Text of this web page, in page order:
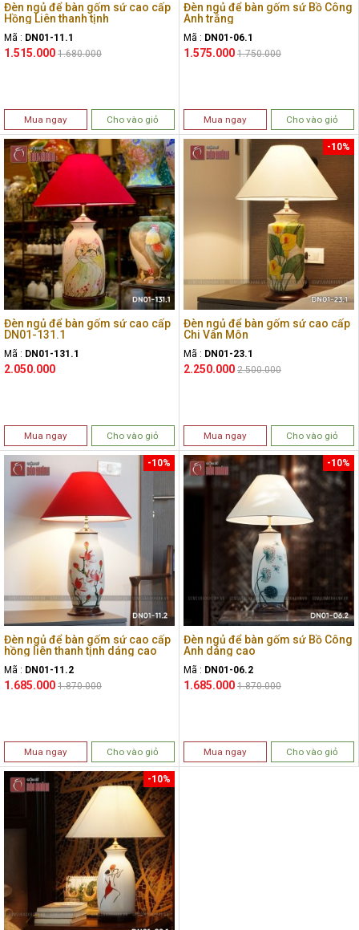
Đèn ngủ để bàn gốm sứ cao cấp
Hồng Liên thanh tịnh
Mã : DN01-11.1
1.515.000 1.680.000
Mua ngay Cho vào giỏ
Đèn ngủ để bàn gốm sứ Bồ Công
Anh trắng
Mã : DN01-06.1
1.575.000 1.750.000
Mua ngay Cho vào giỏ
Đèn ngủ để bàn gốm sứ cao cấp
DN01-131.1
Mã : DN01-131.1
2.050.000
Mua ngay Cho vào giỏ
Đèn ngủ để bàn gốm sứ cao cấp
Chi Vân Môn
Mã : DN01-23.1
2.250.000
-10%
2.500.000
Mua ngay Cho vào giỏ
Đèn ngủ để bàn gốm sứ cao cấp
hồng liên thanh tịnh dáng cao
Mã : DN01-11.2
1.685.000
-10%
1.870.000
Mua ngay Cho vào giỏ
Đèn ngủ để bàn gốm sứ Bồ Công
Anh dáng cao
Mã : DN01-06.2
1.685.000
-10%
1.870.000
Mua ngay Cho vào giỏ
-10%